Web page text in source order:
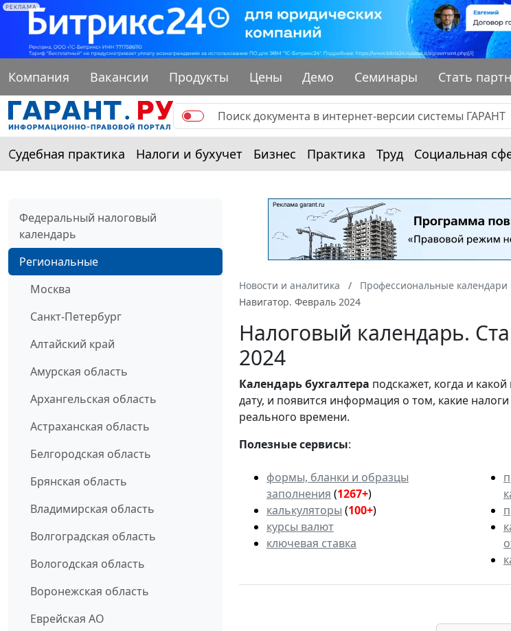
РЕКЛАМА
Компания Вакансии Продукты Цены Демо Семинары Стать
Судебная практика Налоги и бухучет Бизнес Практика Труд Социальная
Федеральный налоговый
календарь
Региональные
Москва
Санкт-Петербург
Алтайский край
Амурская область
Архангельская область
Астраханская область
Белгородская область
Брянская область
Владимирская область
Волгоградская область
Вологодская область
Воронежская область
Еврейская АО
Новости и аналитика Профессиональные календари
Навигатор. Февраль 2024
Налоговый календарь.
2024
Календарьбухгалтера подскажет, когда и
дату, и появится информация о том, какие
реального времени.
Полезные сервисы:
формы, бланки и образцы
заполнения (1267+)
калькуляторы (100+)
курсы валют
ключевая ставка